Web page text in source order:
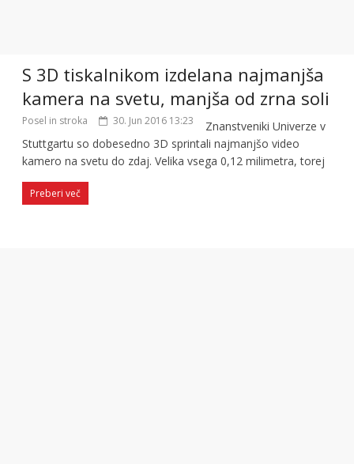
S 3D tiskalnikom izdelana najmanjša
kamera na svetu, manjša od zrna soli
Posel in stroka 30. Jun 2016 13:23
Znanstveniki Univerze v
Stuttgartu so dobesedno 3D sprintali najmanjšo video
kamero na svetu do zdaj. Velika vsega 0,12 milimetra, torej
Preberi več